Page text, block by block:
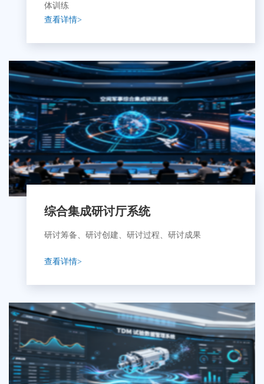
体训练
查看详情>
综合集成研讨厅系统
研讨筹备、研讨创建、研讨过程、研讨成果
查看详情>